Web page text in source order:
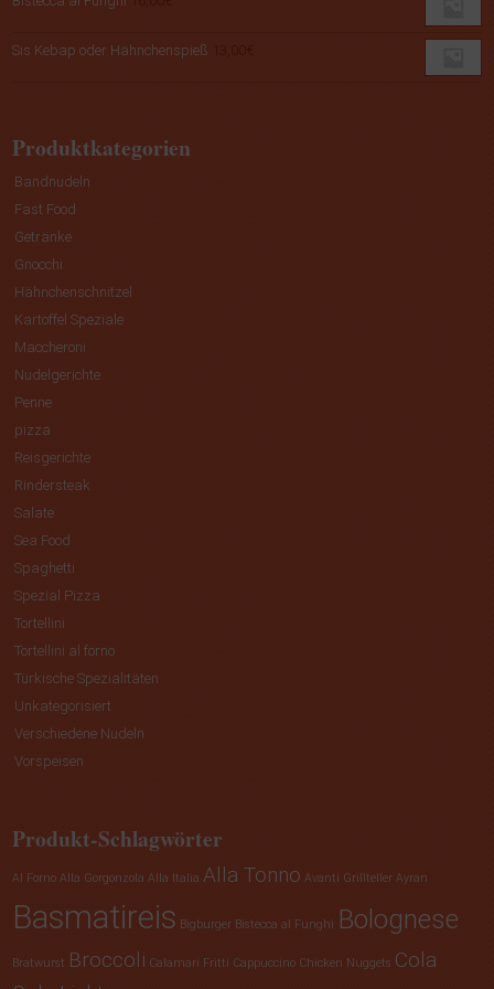
Sis Kebap oder Hähnchenspieß
Produktkategorien
Bandnudeln
Fast Food
Getränke
Gnocchi
Hähnchenschnitzel
Kartoffel Speziale
Maccheroni
Nudelgerichte
Penne
pizza
Reisgerichte
Rindersteak
Salate
Sea Food
Spaghetti
Spezial Pizza
Tortellini
Tortellini al forno
Türkische Spezialitäten
Unkategorisiert
Verschiedene Nudeln
Vorspeisen
Produkt-Schlagwörter
Al Forno Alla Gorgonzola Alla Italia Alla Tonno Avanti Grillteller Ayran
Basmatireis Bigburger Bistecca al Funghi Bolognese
Bratwurst Broccoli Calamari Fritti Cappuccino Chicken Nuggets Cola